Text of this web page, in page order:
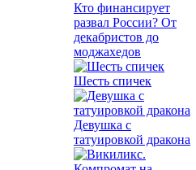
Кто финансирует
развал России? От
декабристов до
моджахедов
Шесть спичек
Девушка с
татуировкой дракона